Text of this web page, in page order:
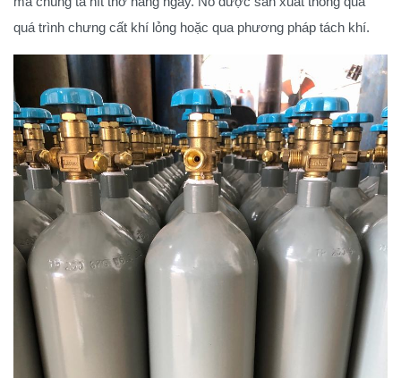
quá trình chưng cất khí lỏng hoặc qua phương pháp tách khí.